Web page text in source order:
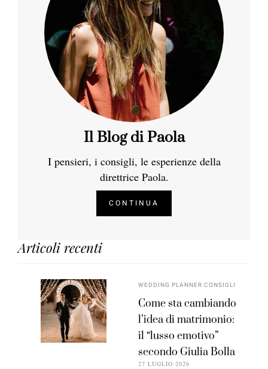
Il Blog di Paola
I pensieri, i consigli, le esperienze della
direttrice Paola.
CONTINUA
Articoli recenti
WEDDING PLANNER CONSIGLI
Come sta cambiando
l’idea di matrimonio:
il “lusso emotivo”
secondo Giulia Bolla
27 LUGLIO 2026